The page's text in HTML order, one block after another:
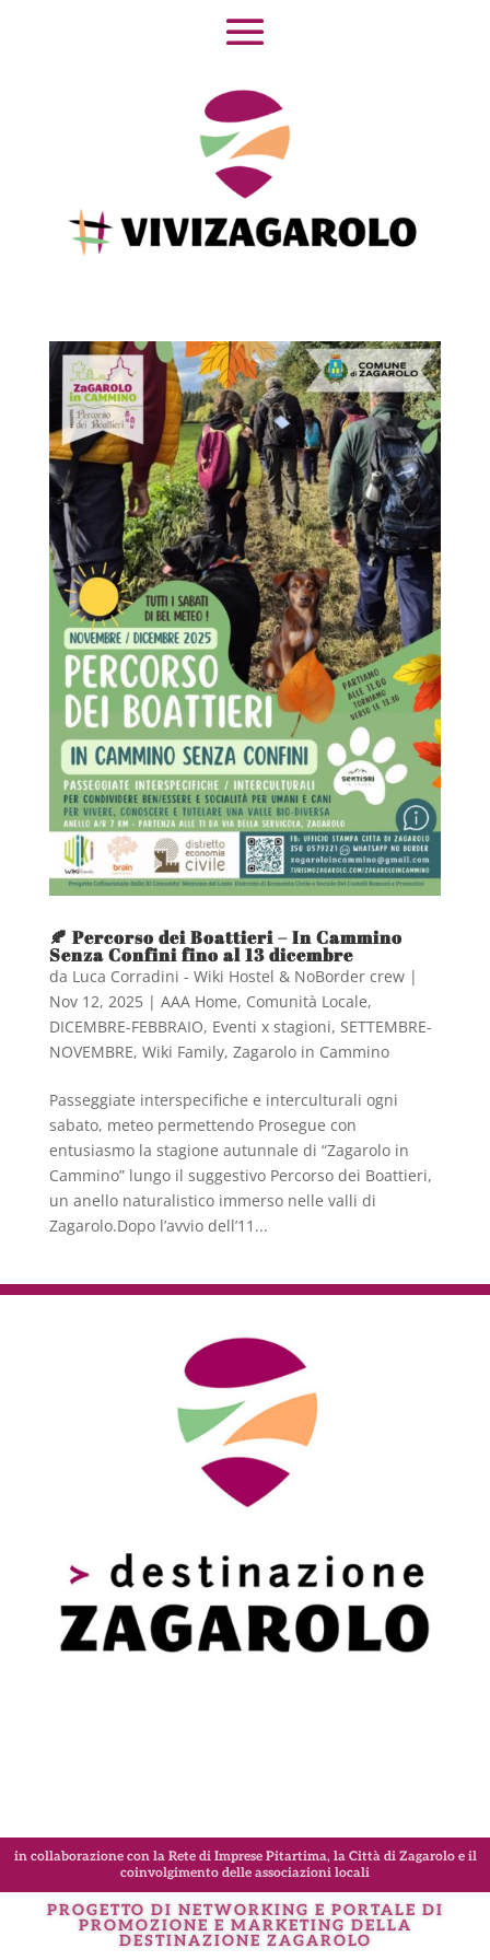
🍂 Percorso dei Boattieri – In Cammino
Senza Confini fino al 13 dicembre
da Luca Corradini - Wiki Hostel & NoBorder crew|
Nov 12, 2025| AAA Home, Comunità Locale,
DICEMBRE-FEBBRAIO, Eventi x stagioni, SETTEMBRE-
NOVEMBRE, Wiki Family, Zagarolo in Cammino
Passeggiate interspecifiche e interculturali ogni
sabato, meteo permettendo Prosegue con
entusiasmo la stagione autunnale di “Zagarolo in
Cammino” lungo il suggestivo Percorso dei Boattieri,
un anello naturalistico immerso nelle valli di
Zagarolo.Dopo l’avvio dell’11...
in collaborazione con la Rete di Imprese Pitartima, la Città di Zagarolo e il
coinvolgimento delle associazioni locali
PROGETTO DI NETWORKING E PORTALE DI
PROMOZIONE E MARKETING DELLA
DESTINAZIONE ZAGAROLO